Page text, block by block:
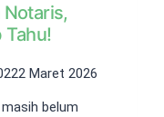
Notaris,
Tahu!
2 Maret 2026
belum